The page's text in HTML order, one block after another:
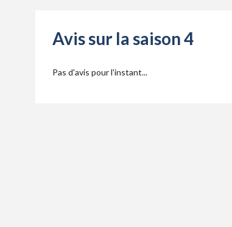
Avis sur la saison 4
Pas d'avis pour l'instant...